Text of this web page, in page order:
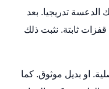
الدعسة تدريجيا. بعد
قفزات ثابتة. نثبت ذلك
او بديل موثوق. كما